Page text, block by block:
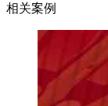
相关案例